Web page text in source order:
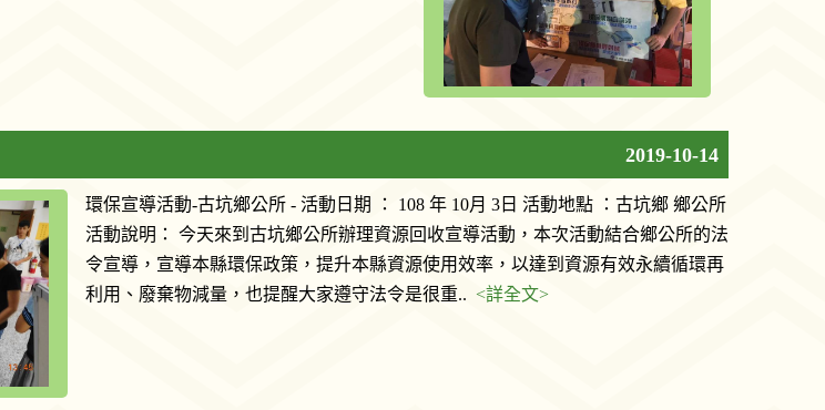
2019-10-14
環保宣導活動-古坑鄉公所 - 活動日期 ： 108 年 10月 3日 活動地點 ：古坑鄉 鄉公所
活動說明： 今天來到古坑鄉公所辦理資源回收宣導活動，本次活動結合鄉公所的法
令宣導，宣導本縣環保政策，提升本縣資源使用效率，以達到資源有效永續循環再
利用、廢棄物減量，也提醒大家遵守法令是很重.. <詳全文>